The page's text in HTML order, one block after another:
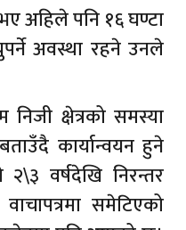
अहिले पनि १६ घण्टा
अवस्था रहने उनले
क्षेत्रको समस्या
कार्यान्वयन हुने
२\३ वर्षदेखि निरन्तर
समेटिएको